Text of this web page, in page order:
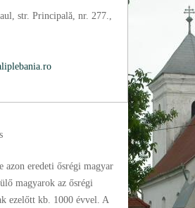
str. Principală, nr. 277.,
azon eredeti ősrégi magyar
magyarok az ősrégi
ezelőtt kb. 1000 évvel. A